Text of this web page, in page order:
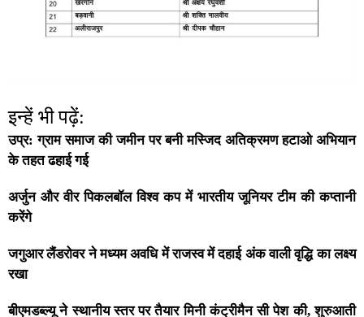
इन्हें भी पढ़ें:
उप्र: ग्राम समाज की जमीन पर बनी मस्जिद अतिक्रमण हटाओ अभियान
के तहत ढहाई गई
अर्जुन और वीर पिकलबॉल विश्व कप में भारतीय जूनियर टीम की कप्तानी
करेंगे
जगुआर लैंडरोवर ने मध्यम अवधि में राजस्व में दहाई अंक वाली वृद्धि का लक्ष्य
रखा
बीएमडब्ल्यू ने स्थानीय स्तर पर तैयार मिनी कंट्रीमैन सी पेश की, शुरुआती